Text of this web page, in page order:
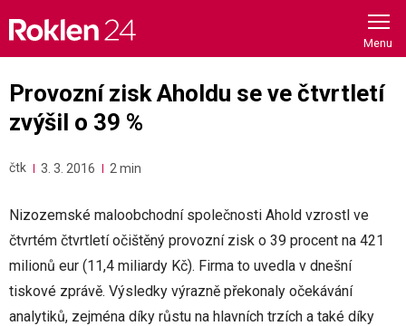
content
Provozní zisk Aholdu se ve čtvrtletí
zvýšil o 39 %
čtk 3. 3. 2016 2 min
Nizozemské maloobchodní společnosti Ahold vzrostl ve
čtvrtém čtvrtletí očištěný provozní zisk o 39 procent na 421
milionů eur (11,4 miliardy Kč). Firma to uvedla v dnešní
tiskové zprávě. Výsledky výrazně překonaly očekávání
analytiků, zejména díky růstu na hlavních trzích a také díky